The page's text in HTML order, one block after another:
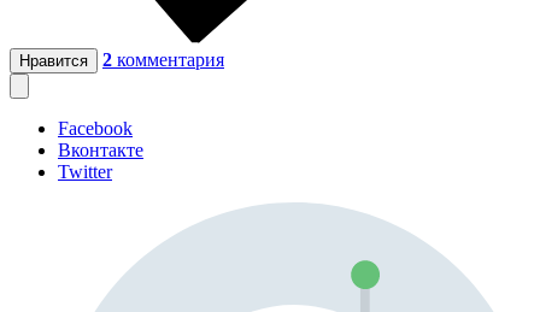
Нравится 2 комментария
Facebook
Вконтакте
Twitter